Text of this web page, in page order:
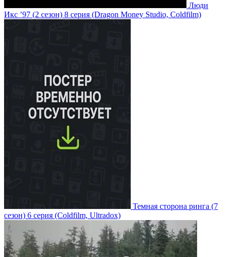
Люди
Икс ’97 (2 сезон) 8 серия (Dragon Money Studio, Coldfilm)
Темная сторона ринга (7
сезон) 6 серия (Coldfilm, Ultradox)